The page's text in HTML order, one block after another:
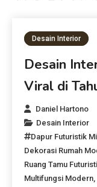
Desain Interior
Desain
Viral di
Daniel Hartono
Desain Interior
Dapur Futuristik
Dekorasi Rumah
Ruang Tamu
Multifungsi Modern,